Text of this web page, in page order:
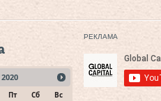
2020
Пт Сб
Вс
РЕКЛАМА